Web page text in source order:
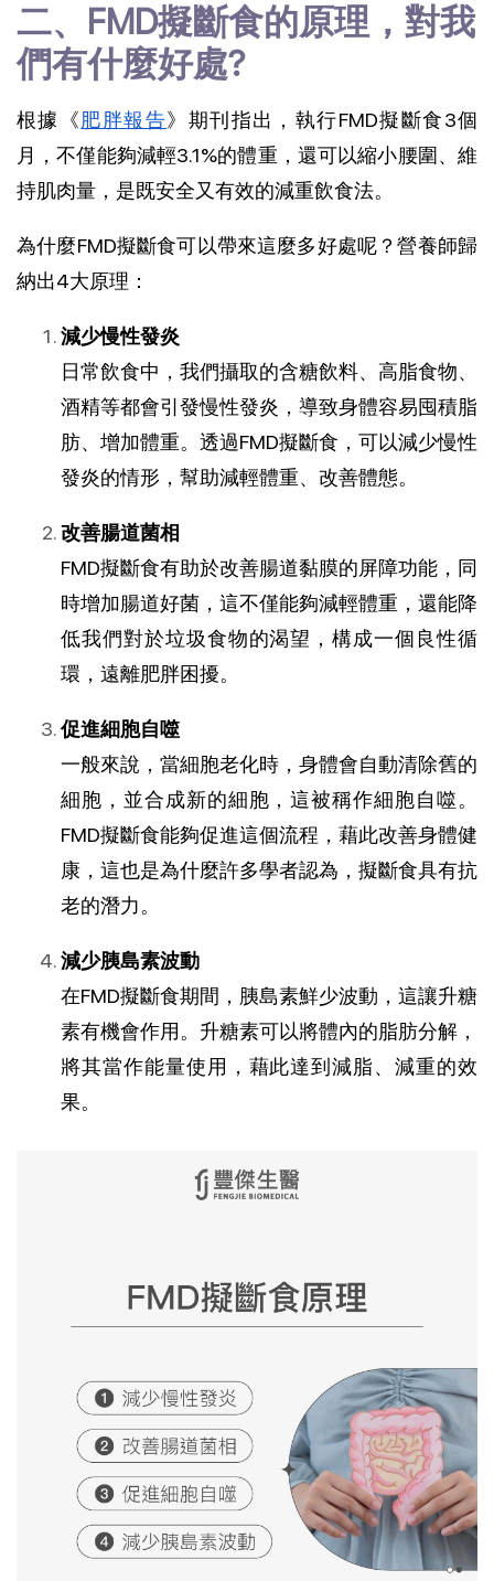
二、FMD擬斷食的原理，對我
們有什麼好處?
根據《肥胖報告》期刊指出，執行FMD擬斷食3個
月，不僅能夠減輕3.1%的體重，還可以縮小腰圍、維
持肌肉量，是既安全又有效的減重飲食法。
為什麼FMD擬斷食可以帶來這麼多好處呢？營養師歸
納出4大原理：
減少慢性發炎
日常飲食中，我們攝取的含糖飲料、高脂食物、
酒精等都會引發慢性發炎，導致身體容易囤積脂
肪、增加體重。透過FMD擬斷食，可以減少慢性
發炎的情形，幫助減輕體重、改善體態。
改善腸道菌相
FMD擬斷食有助於改善腸道黏膜的屏障功能，同
時增加腸道好菌，這不僅能夠減輕體重，還能降
低我們對於垃圾食物的渴望，構成一個良性循
環，遠離肥胖困擾。
促進細胞自噬
一般來說，當細胞老化時，身體會自動清除舊的
細胞，並合成新的細胞，這被稱作細胞自噬。
FMD擬斷食能夠促進這個流程，藉此改善身體健
康，這也是為什麼許多學者認為，擬斷食具有抗
老的潛力。
減少胰島素波動
在FMD擬斷食期間，胰島素鮮少波動，這讓升糖
素有機會作用。升糖素可以將體內的脂肪分解，
將其當作能量使用，藉此達到減脂、減重的效
果。